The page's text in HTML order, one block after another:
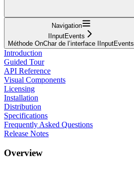
Navigation
IInputEvents
Méthode OnChar de l’interface IInputEvents
Introduction
Guided Tour
API Reference
Visual Components
Licensing
Installation
Distribution
Specifications
Frequently Asked Questions
Release Notes
Overview